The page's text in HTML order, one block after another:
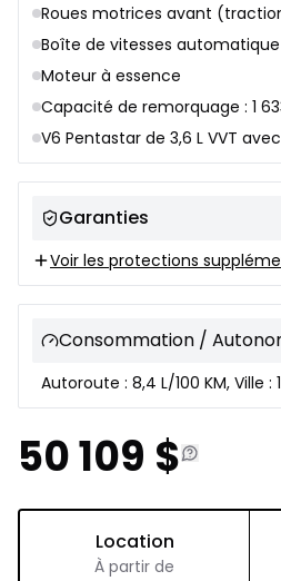
Roues motrices avant
Boîte de vitesses automatique
Moteur à essence
Capacité de remorquage : 1
V6 Pentastar de 3,6 L VVT
Garanties
Voir les protections
Consommation /
Autoroute : 8,4 L/100 KM, Ville :
50 109 $
Location
À partir de